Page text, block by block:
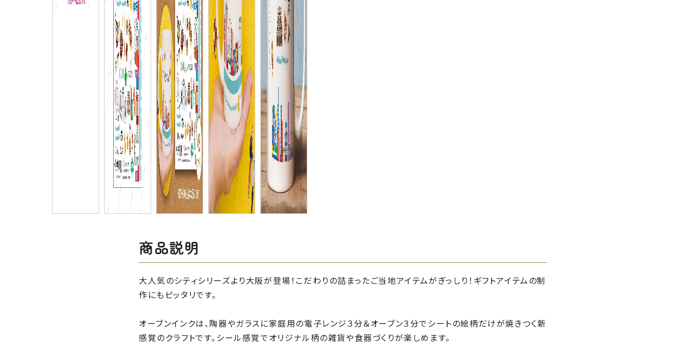
商品説明
大人気のシティシリーズより大阪が登場！こだわりの詰まったご当地アイテムがぎっしり！ギフトアイテムの制
作にもピッタリです。
オーブンインクは、陶器やガラスに家庭用の電子レンジ３分＆オーブン３分でシートの絵柄だけが焼きつく新
感覚のクラフトです。シール感覚でオリジナル柄の雑貨や食器づくりが楽しめます。